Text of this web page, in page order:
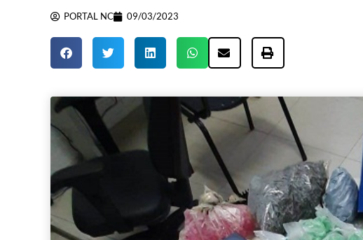
PORTAL NC 09/03/2023